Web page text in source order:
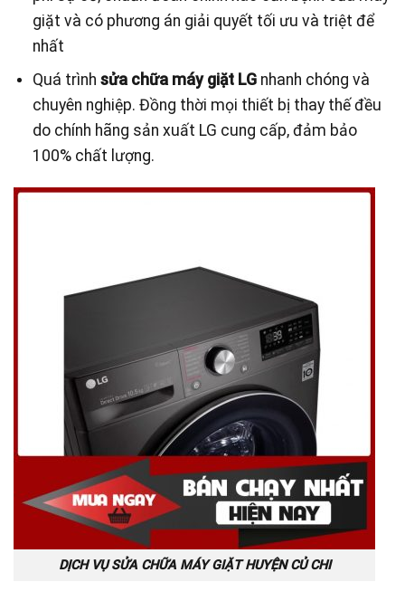
giặt và có phương án giải quyết tối ưu và triệt để
nhất
Quá trình sửa chữa máy giặt LGnhanh chóng và
chuyên nghiệp. Đồng thời mọi thiết bị thay thế đều
do chính hãng sản xuất LG cung cấp, đảm bảo
100% chất lượng.
DỊCH VỤ SỬA CHỮA MÁY GIẶT HUYỆN CỦ CHI